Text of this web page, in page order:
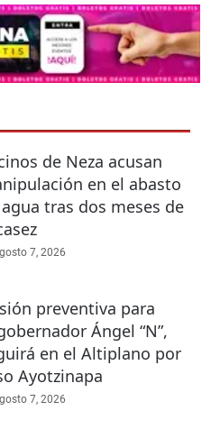
de Neza acusan
en el abasto
tras dos meses de
7, 2026
preventiva para
Ángel “N”,
en el Altiplano por
Ayotzinapa
7, 2026